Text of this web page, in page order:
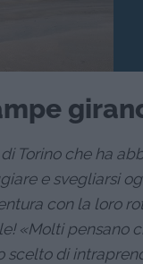
Torino che ha
e svegliarsi
con la loro
«Molti pensano
di